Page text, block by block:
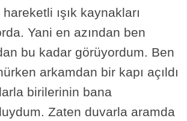
ışık kaynakları
Yani en azından ben
bu kadar görüyordum. Ben
arkamdan bir kapı açıldı
birilerinin bana
Zaten duvarla aramda